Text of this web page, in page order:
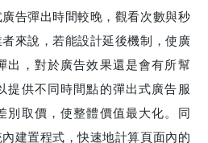
告彈出時間較晚，觀看次數與秒
來說，若能設計延後機制，使廣
出，對於廣告效果還是會有所幫
提供不同時間點的彈出式廣告服
別取價，使整體價值最大化。同
建置程式，快速地計算頁面內的